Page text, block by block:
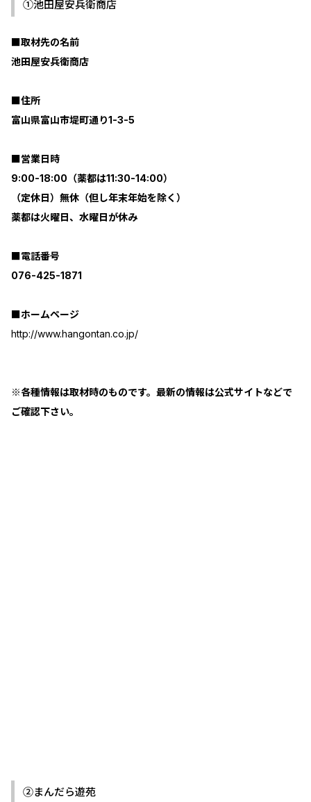
①池田屋安兵衛商店
■取材先の名前
池田屋安兵衛商店
■住所
富山県富山市堤町通り1-3-5
■営業日時
9:00-18:00（薬都は11:30-14:00）
（定休日）無休（但し年末年始を除く）
薬都は火曜日、水曜日が休み
■電話番号
076-425-1871
■ホームページ
http://www.hangontan.co.jp/
※各種情報は取材時のものです。最新の情報は公式サイトなどで
ご確認下さい。
②まんだら遊苑